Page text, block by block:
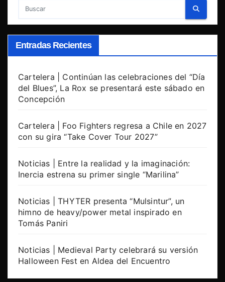
Entradas Recientes
Cartelera | Continúan las celebraciones del “Día
del Blues”, La Rox se presentará este sábado en
Concepción
Cartelera | Foo Fighters regresa a Chile en 2027
con su gira “Take Cover Tour 2027”
Noticias | Entre la realidad y la imaginación:
Inercia estrena su primer single “Marilina”
Noticias | THYTER presenta “Mulsintur”, un
himno de heavy/power metal inspirado en
Tomás Paniri
Noticias | Medieval Party celebrará su versión
Halloween Fest en Aldea del Encuentro